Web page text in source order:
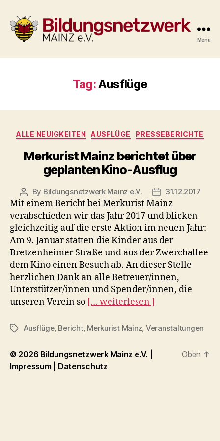
Mainz
Menu
Tag:Ausflüge
Categories
ALLE NEUIGKEITEN AUSFLÜGE PRESSEBERICHTE
Merkurist Mainz berichtet über
geplanten Kino-Ausflug
Post
author
By Bildungsnetzwerk Mainz e.V.
Post
date
31.12.2017
Mit einem Bericht bei Merkurist Mainz
verabschieden wir das Jahr 2017 und blicken
gleichzeitig auf die erste Aktion im neuen Jahr:
Am 9. Januar statten die Kinder aus der
Bretzenheimer Straße und aus der Zwerchallee
dem Kino einen Besuch ab. An dieser Stelle
herzlichen Dank an alle Betreuer/innen,
Unterstützer/innen und Spender/innen, die
unseren Verein so [… weiterlesen ]
berichtet
geplanten
TagsAusflüge, Bericht, Merkurist Mainz Veranstaltungen
© 2026 Bildungsnetzwerk Mainz e.V.
Impressum
Datenschutz
Oben ↑